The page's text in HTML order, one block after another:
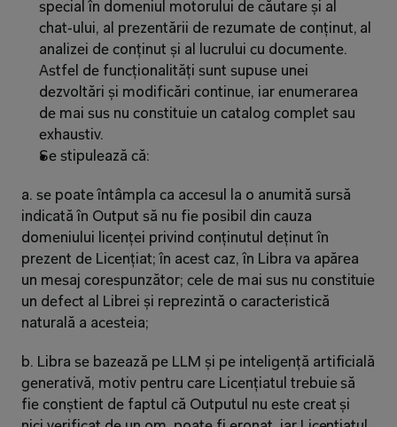
special în domeniul motorului de căutare și al
chat‑ului, al prezentării de rezumate de conținut, al
analizei de conținut și al lucrului cu documente.
Astfel de funcționalități sunt supuse unei
dezvoltări și modificări continue, iar enumerarea
de mai sus nu constituie un catalog complet sau
exhaustiv.
Se stipulează că:
a. se poate întâmpla ca accesul la o anumită sursă
indicată în Output să nu fie posibil din cauza
domeniului licenței privind conținutul deținut în
prezent de Licențiat; în acest caz, în Libra va apărea
un mesaj corespunzător; cele de mai sus nu constituie
un defect al Librei și reprezintă o caracteristică
naturală a acesteia;
b. Libra se bazează pe LLM și pe inteligență artificială
generativă, motiv pentru care Licențiatul trebuie să
fie conștient de faptul că Outputul nu este creat și